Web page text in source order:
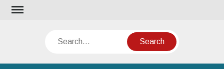
Skip
Search